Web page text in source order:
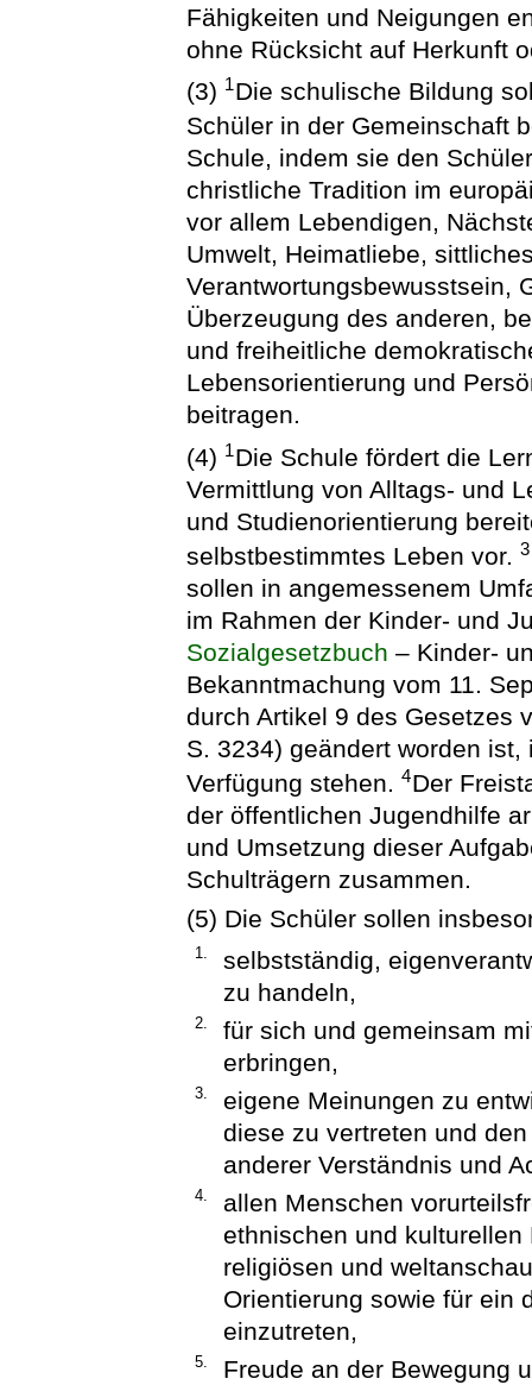
Fähigkeiten und Neigungen
ohne Rücksicht auf Herkunft
(3) 1Die schulische Bildung
Schüler in der Gemeinschaft
Schule, indem sie den
christliche Tradition im
vor allem Lebendigen,
Umwelt, Heimatliebe,
Verantwortungsbewusstsein,
Überzeugung des anderen,
und freiheitliche
Lebensorientierung und
beitragen.
(4) 1Die Schule fördert die
Vermittlung von Alltags- und
und Studienorientierung
selbstbestimmtes Leben vor.3
sollen in angemessenem
im Rahmen der Kinder- und
Sozialgesetzbuch – Kinder-
Bekanntmachung vom 11.
durch Artikel 9 des Gesetzes
S. 3234) geändert worden
Verfügung stehen.4Der
der öffentlichen Jugendhilfe
und Umsetzung dieser
Schulträgern zusammen.
(5) Die Schüler sollen
1.
selbstständig,
zu handeln,
2.
für sich und gemeinsam
erbringen,
3.
eigene Meinungen zu
diese zu vertreten und
anderer Verständnis und
4.
allen Menschen
ethnischen und
religiösen und
Orientierung sowie für ein
einzutreten,
5.
Freude an der Bewegung